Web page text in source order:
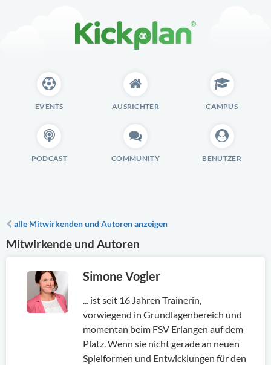
EVENTS AUSRICHTER CAMPUS
PODCAST COMMUNITY BENUTZER
alle Mitwirkenden und Autoren anzeigen
Mitwirkende und Autoren
Simone Vogler
... ist seit 16 Jahren Trainerin,
vorwiegend in Grundlagenbereich und
momentan beim FSV Erlangen auf dem
Platz. Wenn sie nicht gerade an neuen
Spielformen und Entwicklungen für den